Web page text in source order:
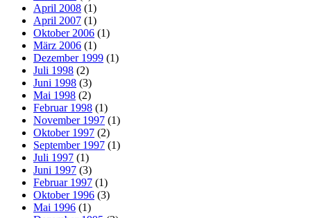
April 2008 (1)
April 2007 (1)
Oktober 2006 (1)
März 2006 (1)
Dezember 1999 (1)
Juli 1998 (2)
Juni 1998 (3)
Mai 1998 (2)
Februar 1998 (1)
November 1997 (1)
Oktober 1997 (2)
September 1997 (1)
Juli 1997 (1)
Juni 1997 (3)
Februar 1997 (1)
Oktober 1996 (3)
Mai 1996 (1)